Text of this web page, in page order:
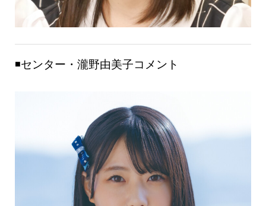
◾️センター・瀧野由美子コメント